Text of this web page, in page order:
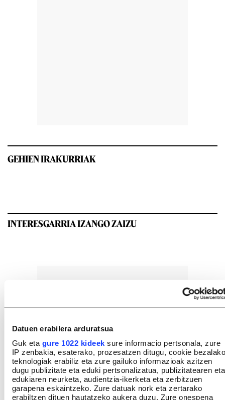
Datuen erabilera arduratsua
Guk eta gure 1022 kideek sure informacio pertsonala, zure
IP zenbakia, esaterako, prozesatzen ditugu, cookie bezalako
teknologiak erabiliz eta zure gailuko informazioak azitzen
dugu publizitate eta eduki pertsonalizatua, publizitatearen eta
edukiaren neurketa, audientzia-ikerketa eta zerbitzuen
garapena eskaintzeko. Zure datuak nork eta zertarako
erabiltzen dituen hautatzeko aukera duzu. Zure onespena
GEHIEN IRAKURRIAK
INTERESGARRIA IZANGO ZAIZU